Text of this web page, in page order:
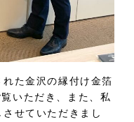
た金沢の縁付け金箔
いただき、また、私
せていただきまし